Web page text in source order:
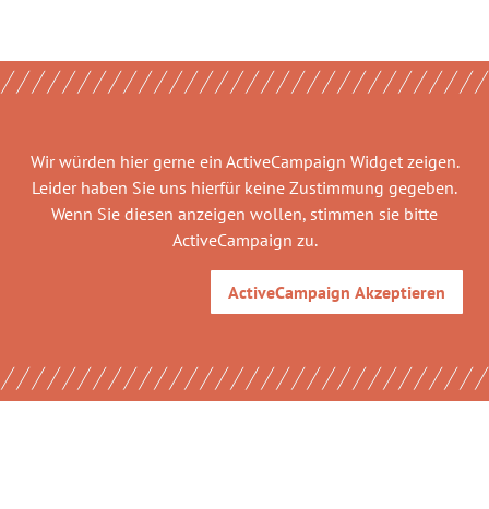
Wir würden hier gerne ein ActiveCampaign Widgetzeigen.
Leider haben Sie uns hierfür keine Zustimmung gegeben.
Wenn Sie diesen anzeigen wollen, stimmen sie bitte
ActiveCampaign zu.
ActiveCampaign Akzeptieren